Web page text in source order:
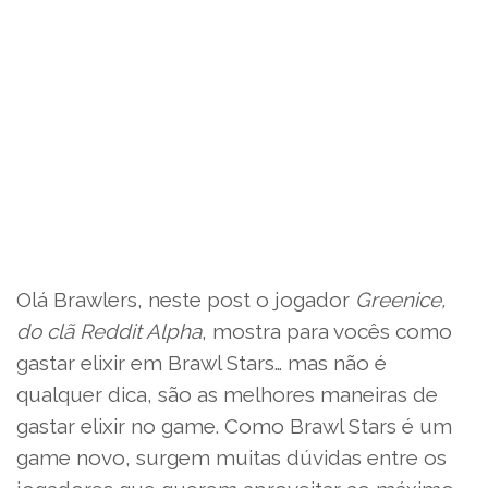
Olá Brawlers, neste post o jogador Greenice,
do clã Reddit Alpha, mostra para vocês como
gastar elixir em Brawl Stars… mas não é
qualquer dica, são as melhores maneiras de
gastar elixir no game. Como Brawl Stars é um
game novo, surgem muitas dúvidas entre os